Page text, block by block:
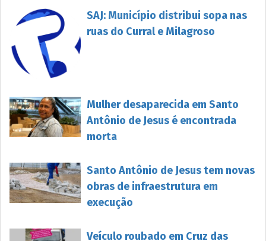
SAJ: Município distribui sopa nas
ruas do Curral e Milagroso
Mulher desaparecida em Santo
Antônio de Jesus é encontrada
morta
Santo Antônio de Jesus tem novas
obras de infraestrutura em
execução
Veículo roubado em Cruz das